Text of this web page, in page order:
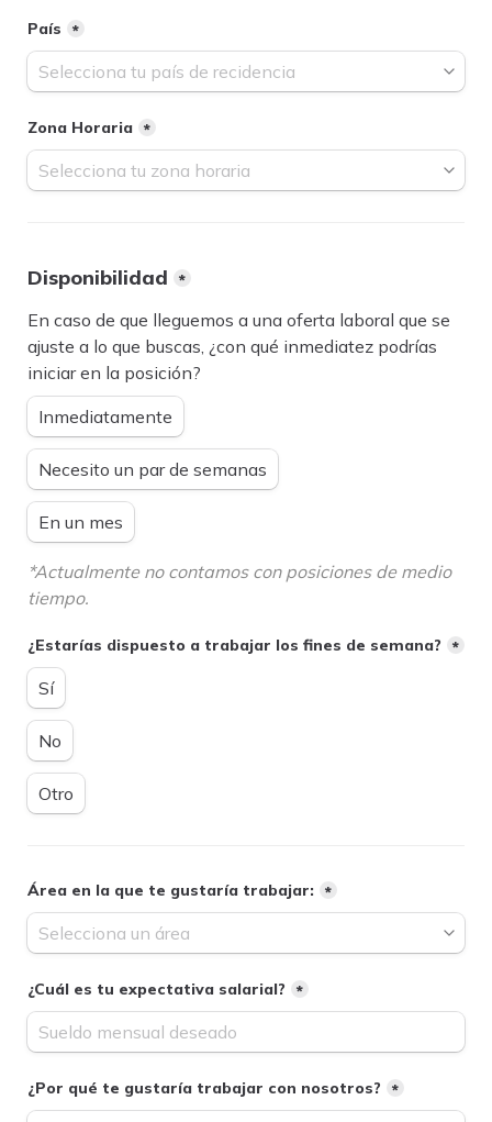
País *
Zona Horaria *
Disponibilidad *
En caso de que lleguemos a una oferta laboral que se
ajuste a lo que buscas, ¿con qué inmediatez podrías
iniciar en la posición?
Inmediatamente
Necesito un par de semanas
En un mes
*Actualmente no contamos con posiciones de medio
tiempo.
¿Estarías dispuesto a trabajar los fines de semana? *
Sí
No
Otro
Área en la que te gustaría trabajar: *
¿Cuál es tu expectativa salarial? *
¿Por qué te gustaría trabajar con nosotros? *